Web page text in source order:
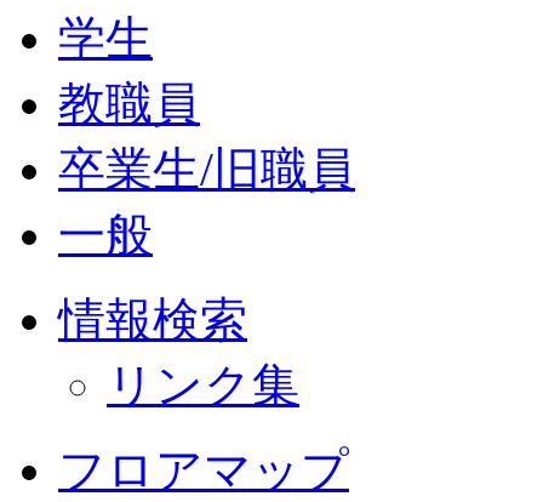
学生
教職員
卒業生/旧職員
一般
情報検索
リンク集
フロアマップ